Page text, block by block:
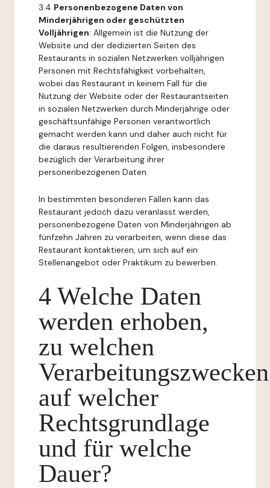
3.4 Personenbezogene Daten von
Minderjährigen oder geschützten
Volljährigen: Allgemein ist die Nutzung der
Website und der dedizierten Seiten des
Restaurants in sozialen Netzwerken volljährigen
Personen mit Rechtsfähigkeit vorbehalten,
wobei das Restaurant in keinem Fall für die
Nutzung der Website oder der Restaurantseiten
in sozialen Netzwerken durch Minderjährige oder
geschäftsunfähige Personen verantwortlich
gemacht werden kann und daher auch nicht für
die daraus resultierenden Folgen, insbesondere
bezüglich der Verarbeitung ihrer
personenbezogenen Daten.
In bestimmten besonderen Fällen kann das
Restaurant jedoch dazu veranlasst werden,
personenbezogene Daten von Minderjährigen ab
fünfzehn Jahren zu verarbeiten, wenn diese das
Restaurant kontaktieren, um sich auf ein
Stellenangebot oder Praktikum zu bewerben.
4 Welche Daten
werden erhoben,
zu welchen
auf welcher
Rechtsgrundlage
und für welche
Dauer?